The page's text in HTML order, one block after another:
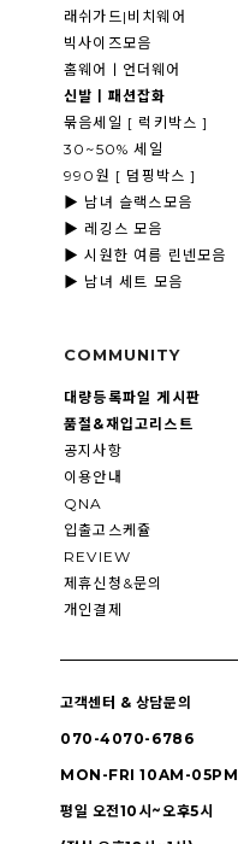
래쉬가드|비치웨어
빅사이즈모음
홈웨어ㅣ언더웨어
신발ㅣ패션잡화
묶음세일 [ 럭키박스 ]
30~50% 세일
990원 [ 덤핑박스 ]
▶ 남녀 슬랙스모음
▶ 레깅스 모음
▶ 시원한 여름 린넨모음
▶ 남녀 세트 모음
COMMUNITY
대량등록파일 게시판
품절&재입고리스트
공지사항
이용안내
QNA
입출고스케쥴
REVIEW
제휴신청&문의
개인결제
고객센터 & 상담문의
070-4070-6786
MON-FRI 10AM-05PM
평일 오전10시~오후5시